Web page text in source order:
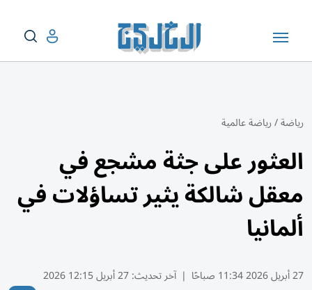
رياضة/رياضة عالمية
العثور على جثة مشجع في
معقل شالكة يثير تساؤلات في
ألمانيا
27 أبريل 2026 11:34 صباحًا | آخر تحديث:27 أبريل 12:15 2026